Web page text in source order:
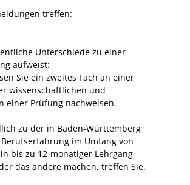
treffen:
Unterschiede zu einer
aufweist:
Sie ein zweites Fach an einer
wissenschaftlichen und
einer Prüfung nachweisen.
zu der in Baden-Württemberg
im Umfang von
bis zu 12-monatiger Lehrgang
das andere machen, treffen Sie.